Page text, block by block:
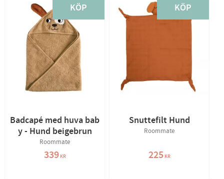
Badcapé med huva bab
y - Hund beigebrun
Roommate
339KR
KÖP
Snuttefilt Hund
Roommate
225KR
KÖP